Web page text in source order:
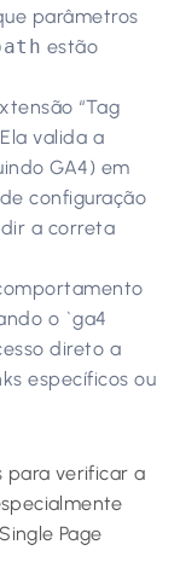
parâmetros
estão
“Tag
valida a
GA4) em
configuração
a correta
o `ga4
direto a
específicos ou
para verificar a
Page